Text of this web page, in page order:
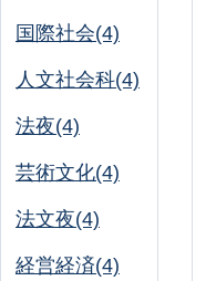
国際社会(4)
人文社会科(4)
法夜(4)
芸術文化(4)
法文夜(4)
経営経済(4)